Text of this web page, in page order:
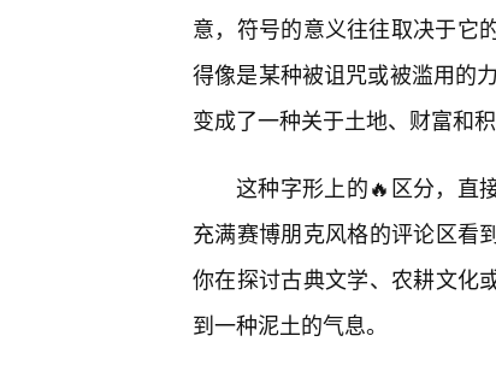
意，符号的意义往往取决于它
得像是某种被诅咒或被滥用的
变成了一种关于土地、财富和积
这种字形上的🔥区分，直
充满赛博朋克风格的评论区看
你在探讨古典文学、农耕文化
到一种泥土的气息。